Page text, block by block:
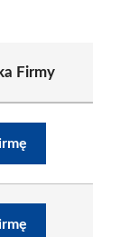
Firmy